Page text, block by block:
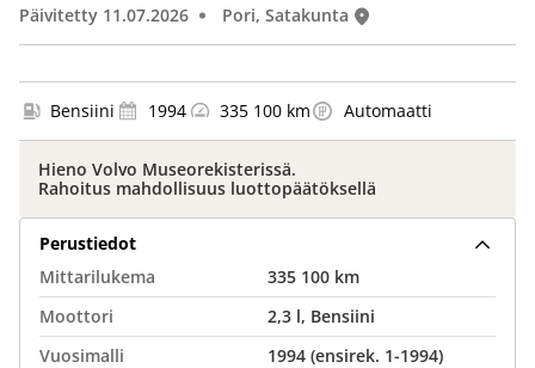
Päivitetty 11.07.2026
Pori, Satakunta
Bensiini 1994 335 100 km Automaatti
Hieno Volvo Museorekisterissä.
Rahoitus mahdollisuus luottopäätöksellä
Perustiedot
Mittarilukema
335 100 km
Moottori
2,3 l, Bensiini
Vuosimalli
1994 (ensirek. 1-1994)